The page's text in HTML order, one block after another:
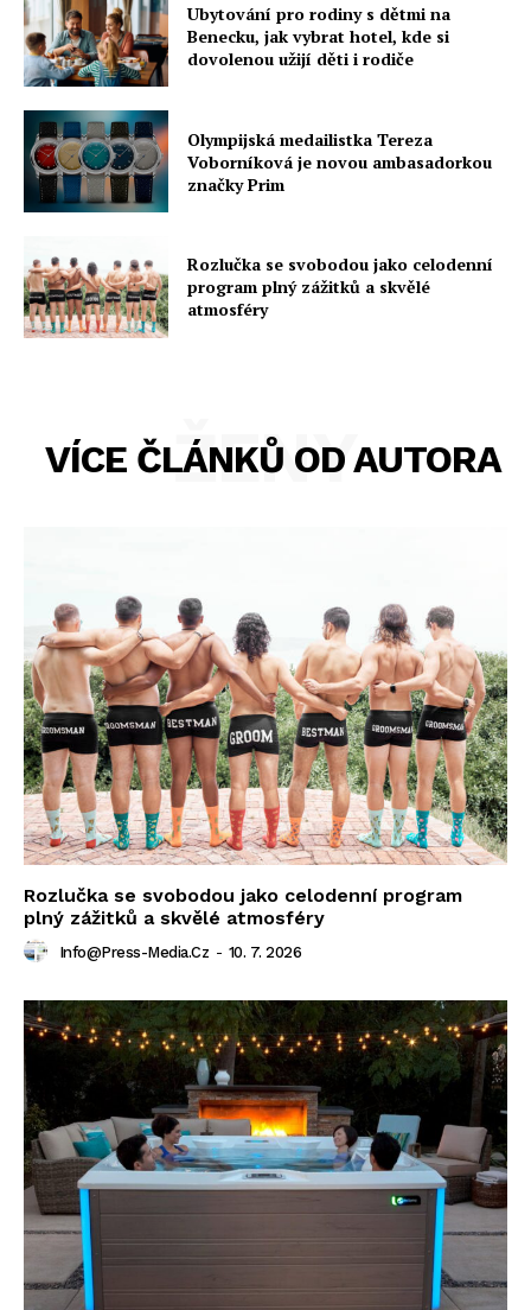
Ubytování pro rodiny s dětmi na
Benecku, jak vybrat hotel, kde si
dovolenou užijí děti i rodiče
Olympijská medailistka Tereza
Voborníková je novou ambasadorkou
značky Prim
Rozlučka se svobodou jako celodenní
program plný zážitků a skvělé
atmosféry
VÍCE ČLÁNKŮ OD AUTORA
ŽENY
Rozlučka se svobodou jako celodenní program
plný zážitků a skvělé atmosféry
Info@press-Media.cz - 10. 7. 2026